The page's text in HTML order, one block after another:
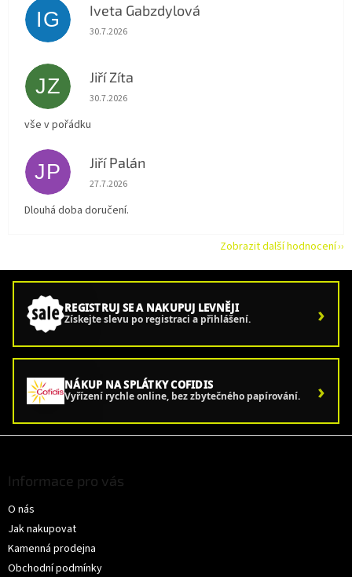
IG Iveta Gabzdylová
Hodnocení obchodu je 5 z 5 hvězdiček.
30.7.2026
JZ Jiří Zíta
Hodnocení obchodu je 5 z 5 hvězdiček.
30.7.2026
vše v pořádku
JP Jiří Palán
Hodnocení obchodu je 5 z 5 hvězdiček.
27.7.2026
Dlouhá doba doručení.
Zobrazit další hodnocení
REGISTRUJ SE A NAKUPUJ LEVNĚJI
Získejte slevu po registraci a přihlášení. ›
NÁKUP NA SPLÁTKY COFIDIS
Vyřízení rychle online, bez zbytečného papírování. ›
Informace pro vás
O nás
Jak nakupovat
Kamenná prodejna
Obchodní podmínky